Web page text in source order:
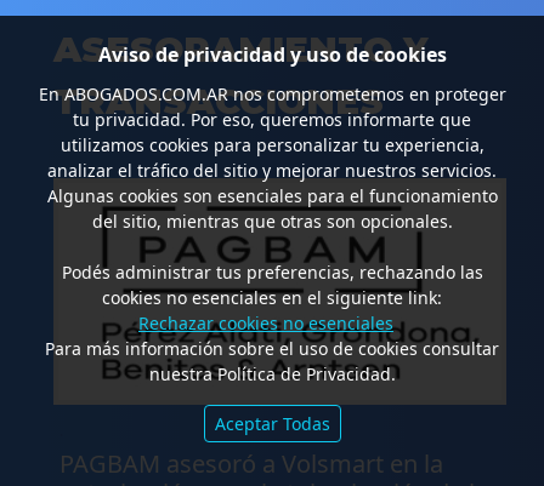
ASESORAMIENTO Y
TRANSACCIONES
PAGBAM asesoró a Volsmart en la
Aviso de privacidad y uso de cookies
EnABOGADOS.COM.ARnos comprometemos en proteger
tu privacidad. Por eso, queremos informarte que
utilizamos cookies para personalizar tu experiencia,
analizar el tráfico del sitio y mejorar nuestros servicios.
Algunas cookies son esenciales para el funcionamiento
del sitio, mientras que otras son opcionales.
Podés administrar tus preferencias, rechazando las
cookies no esenciales en el siguiente link:
Rechazar cookies no esenciales
Para más información sobre el uso de cookies consultar
nuestra Política de Privacidad.
Aceptar Todas